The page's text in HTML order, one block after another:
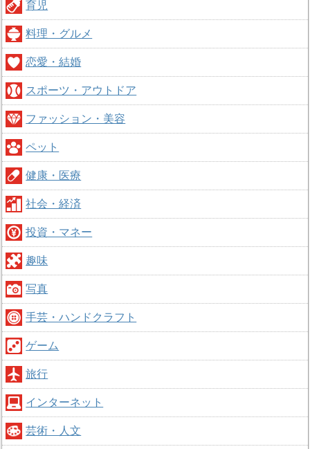
育児
料理・グルメ
恋愛・結婚
スポーツ・アウトドア
ファッション・美容
ペット
健康・医療
社会・経済
投資・マネー
趣味
写真
手芸・ハンドクラフト
ゲーム
旅行
インターネット
芸術・人文